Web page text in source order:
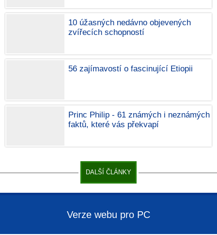
10 úžasných nedávno objevených
zvířecích schopností
56 zajímavostí o fascinující Etiopii
Princ Philip - 61 známých i neznámých
faktů, které vás překvapí
DALŠÍ ČLÁNKY
Verze webu pro PC